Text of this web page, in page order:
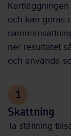
och kan göras
ner resultatet
och använda
1
Skattning
Ta ställning